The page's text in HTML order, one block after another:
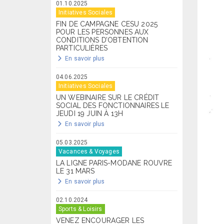
01.10.2025
Initiatives Sociales
FIN DE CAMPAGNE CESU 2025
POUR LES PERSONNES AUX
CONDITIONS D’OBTENTION
PARTICULIÈRES
En savoir plus
04.06.2025
Initiatives Sociales
UN WEBINAIRE SUR LE CRÉDIT
SOCIAL DES FONCTIONNAIRES LE
JEUDI 19 JUIN À 13H
En savoir plus
05.03.2025
Vacances & Voyages
LA LIGNE PARIS-MODANE ROUVRE
LE 31 MARS
En savoir plus
02.10.2024
Sports & Loisirs
VENEZ ENCOURAGER LES